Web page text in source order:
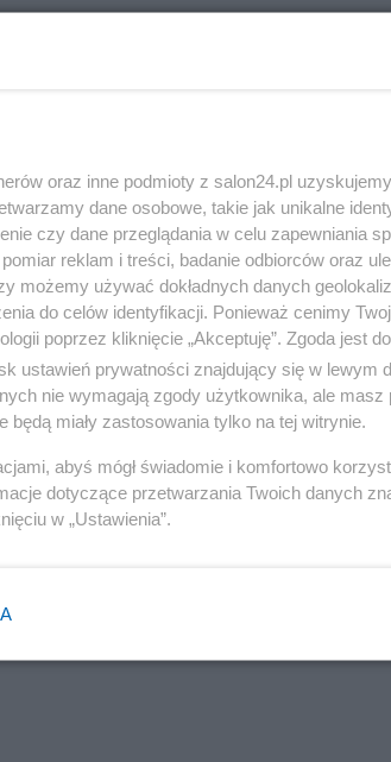
szlak nielegalnej
wspierane przez Rosję cały czas
przy granicy jest strefą dostępną
nielegalnie przedostać się przez
oraz inne podmioty z salon24.pl
dane osobowe, takie jak unikalne
czy dane przeglądania w celu zapewniania
reklam i treści, badanie odbiorców oraz
możemy używać dokładnych danych
do celów identyfikacji. Ponieważ cenimy
poprzez kliknięcie „Akceptuję”. Zgoda jest
ustawień prywatności znajdujący się w lewym
nie wymagają zgody użytkownika, ale
będą miały zastosowania tylko na tej witrynie.
abyś mógł świadomie i komfortowo
dotyczące przetwarzania Twoich danych
w „Ustawienia”.